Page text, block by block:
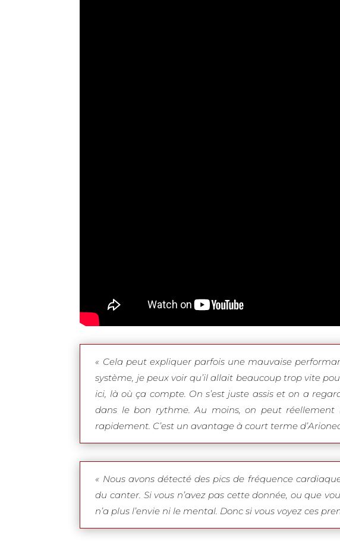
« Cela peut expliquer parfois une mauvaise
système, je peux voir qu’il allait beaucoup trop vite
ici, là où ça compte. On s’est juste assis et on a
dans le bon rythme. Au moins, on peut
rapidement. C’est un avantage à court terme
« Nous avons détecté des pics de fréquence
du canter. Si vous n’avez pas cette donnée, ou que
n’a plus l’envie ni le mental. Donc si vous voyez ces